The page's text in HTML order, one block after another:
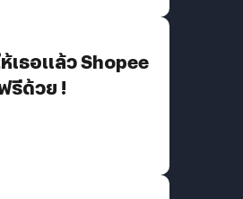
เธอแล้ว Shopee
รีด้วย !